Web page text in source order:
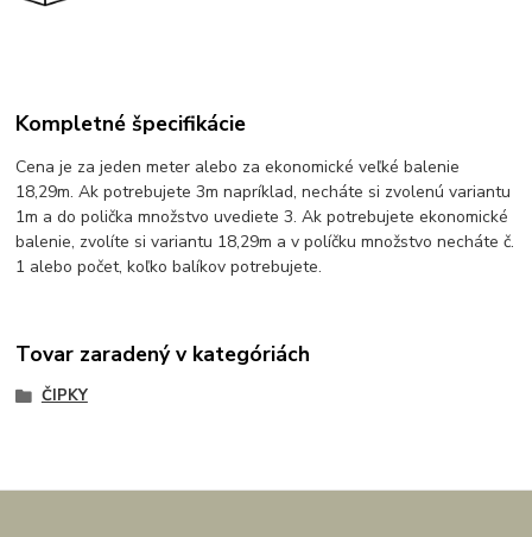
Kompletné špecifikácie
Cena je za jeden meter alebo za ekonomické veľké balenie
18,29m. Ak potrebujete 3m napríklad, necháte si zvolenú variantu
1m a do polička množstvo uvediete 3. Ak potrebujete ekonomické
balenie, zvolíte si variantu 18,29m a v políčku množstvo necháte č.
1 alebo počet, koľko balíkov potrebujete.
Tovar zaradený v kategóriách
ČIPKY